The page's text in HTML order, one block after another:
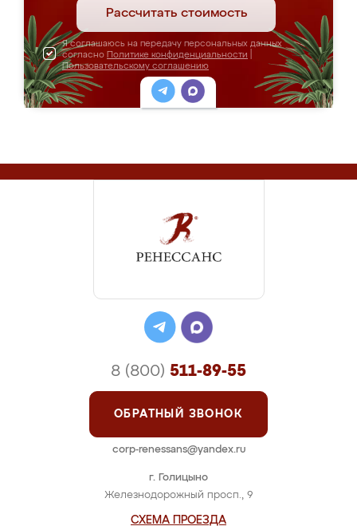
Рассчитать стоимость
Я соглашаюсь на передачу персональных данных
согласно Политике конфиденциальности
Пользовательскому соглашению
г. Голицыно
Железнодорожный просп., 9
СХЕМА ПРОЕЗДА
8 (800) 511-89-55
ОБРАТНЫЙ ЗВОНОК
corp-renessans@yandex.ru